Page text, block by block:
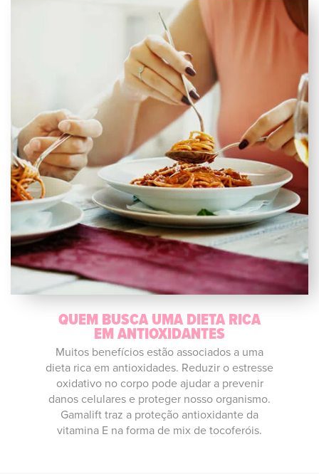
QUEM BUSCA UMA DIETA RICA
EM ANTIOXIDANTES
Muitos benefícios estão associados a uma
dieta rica em antioxidades. Reduzir o estresse
oxidativo no corpo pode ajudar a prevenir
danos celulares e proteger nosso organismo.
Gamalift traz a proteção antioxidante da
vitamina E na forma de mix de tocoferóis.